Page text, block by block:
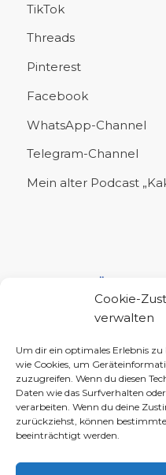
Cookie-
verwalten
Um dir ein optimales Erlebnis
wie Cookies, um
zuzugreifen. Wenn du diesen
Daten wie das Surfverhalten
verarbeiten. Wenn du deine
zurückziehst, können
beeinträchtigt werden.
TikTok
Threads
Pinterest
Facebook
WhatsApp-Channel
Telegram-Channel
Mein alter Podcast